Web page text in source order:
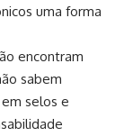
uma forma
encontram
sabem
selos e